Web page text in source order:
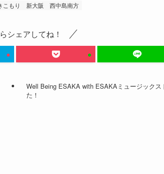
こもり 新大阪 西中島南方
シェアしてね！
Well Being ESAKA with ESAKAミュージックス
た！